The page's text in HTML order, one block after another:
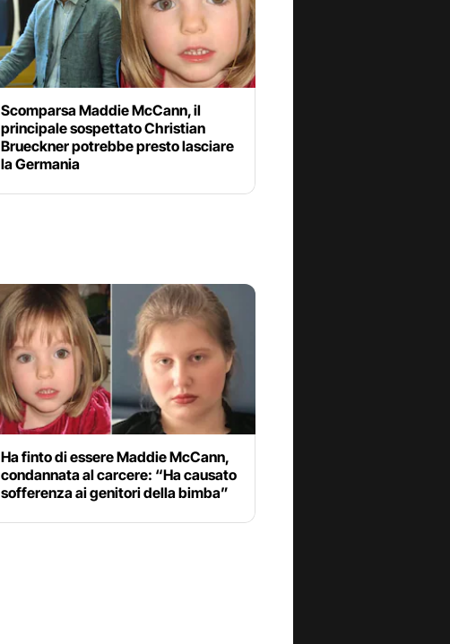
Scomparsa Maddie McCann, il
principale sospettato Christian
Brueckner potrebbe presto lasciare
la Germania
Ha finto di essere Maddie McCann,
condannata al carcere: “Ha causato
sofferenza ai genitori della bimba”